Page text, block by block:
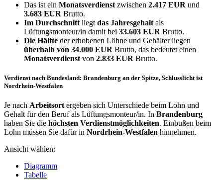
Das ist ein Monatsverdienst zwischen 2.417 EUR und
3.683 EUR Brutto.
Im Durchschnitt liegt das Jahresgehalt als
Lüftungsmonteur/in damit bei 33.603 EUR Brutto.
Die Hälfte der erhobenen Löhne und Gehälter liegen
überhalb von 34.000 EUR Brutto, das bedeutet einen
Monatsverdienst von 2.833 EUR Brutto.
Verdienst nach Bundesland: Brandenburg an der Spitze, Schlusslicht ist
Nordrhein-Westfalen
Je nach Arbeitsort ergeben sich Unterschiede beim Lohn und
Gehalt für den Beruf als Lüftungsmonteur/in. In Brandenburg
haben Sie die höchsten Verdienstmöglichkeiten. Einbußen beim
Lohn müssen Sie dafür in Nordrhein-Westfalen hinnehmen.
Ansicht wählen:
Diagramm
Tabelle